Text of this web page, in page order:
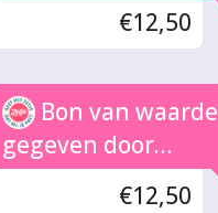
€12,50
Bon van waarde
gegeven door
Slijkhuis
€12,50